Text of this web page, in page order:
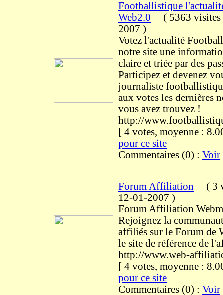
Footballistique
Web2.0 ( 5363 visites
2007 )
Votez l'actualité
notre site une
claire et triée par des
Participez et devenez
journaliste
aux votes les dernières
vous avez trouvez !
http://
[ 4 votes, moyenne :
pour ce site
Commentaires (0) : Voir
Forum Affiliation ( 3
12-01-2007 )
Forum Affiliation
Rejoignez la
affiliés sur le Forum de
le site de référence de
http://www.web-
[ 4 votes, moyenne :
pour ce site
Commentaires (0) : Voir